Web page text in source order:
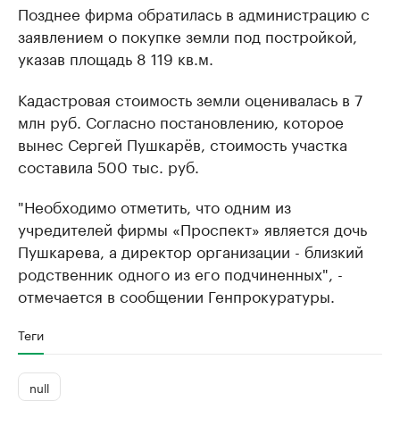
Позднее фирма обратилась в администрацию с
заявлением о покупке земли под постройкой,
указав площадь 8 119 кв.м.
Кадастровая стоимость земли оценивалась в 7
млн руб. Согласно постановлению, которое
вынес Сергей Пушкарёв, стоимость участка
составила 500 тыс. руб.
"Необходимо отметить, что одним из
учредителей фирмы «Проспект» является дочь
Пушкарева, а директор организации - близкий
родственник одного из его подчиненных", -
отмечается в сообщении Генпрокуратуры.
Теги
null